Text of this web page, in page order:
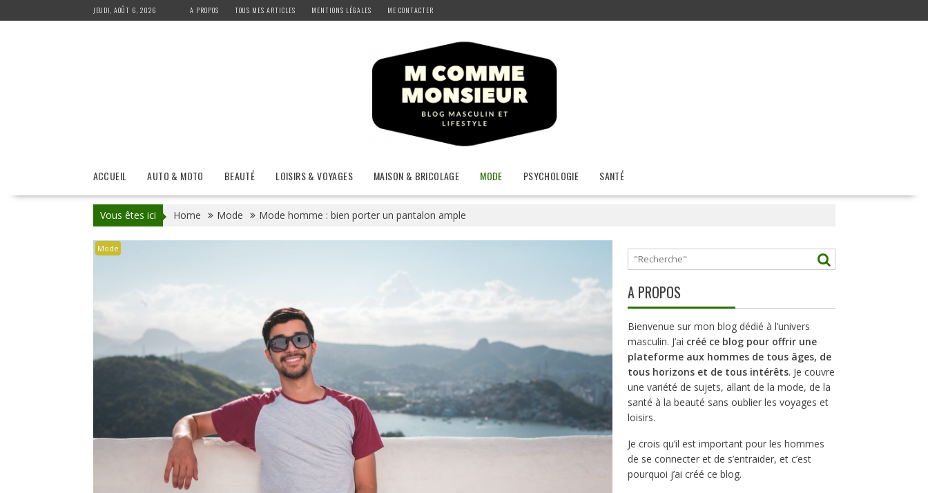
to
JEUDI, AOÛT 6, 2026 A PROPOS TOUS MES ARTICLES MENTIONS LÉGALES ME CONTACTER
ACCUEIL AUTO & MOTO BEAUTÉ LOISIRS & VOYAGES MAISON & BRICOLAGE MODE PSYCHOLOGIE SANTÉ
Vous êtes ici Home Mode Mode homme : bien porter un pantalon ample
Mode
A PROPOS
Bienvenue sur mon blog dédié à l’univers
masculin. J’ai créé ce blog pour offrir une
plateforme aux hommes de tous âges, de
tous horizons et de tous intérêts. Je couvre
une variété de sujets, allant de la mode, de la
santé à la beauté sans oublier les voyages et
loisirs.
Je crois qu’il est important pour les hommes
de se connecter et de s’entraider, et c’est
pourquoi j’ai créé ce blog.